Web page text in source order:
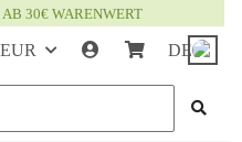
30€ WARENWERT
EUR DE